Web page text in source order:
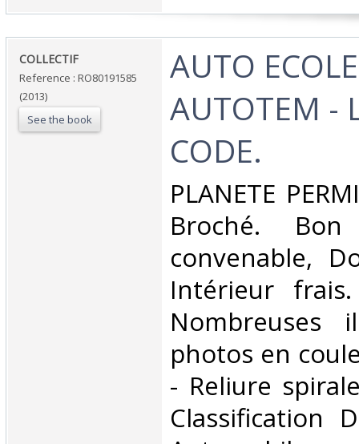
‎COLLECTIF‎
Reference : RO80191585
(2013)
See the book
‎AUTO
AUTOTEM -
CODE.‎
‎PLANETE
Broché.
convenable,
Intérieur
Nombreuses
photos en
- Reliure
Classification